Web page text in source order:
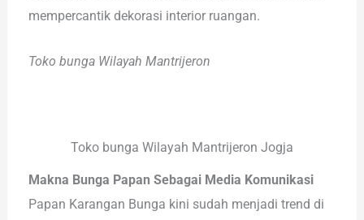
mempercantik dekorasi interior ruangan.
Toko bunga Wilayah Mantrijeron
Toko bunga Wilayah Mantrijeron Jogja
Makna Bunga Papan Sebagai Media Komunikasi
Papan Karangan Bunga kini sudah menjadi trend di